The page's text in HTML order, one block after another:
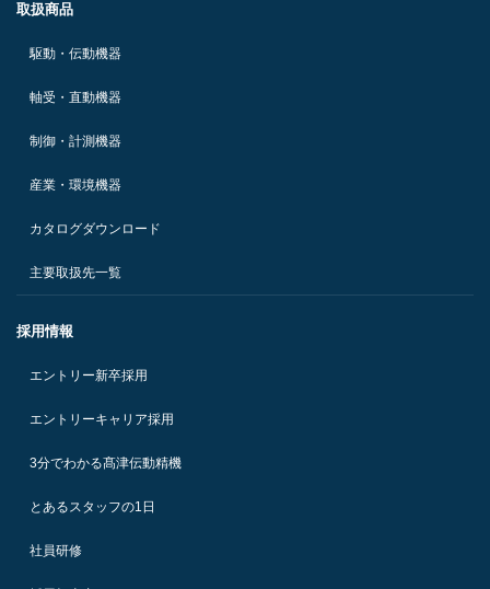
取扱商品
駆動・伝動機器
軸受・直動機器
制御・計測機器
産業・環境機器
カタログダウンロード
主要取扱先一覧
採用情報
エントリー新卒採用
エントリーキャリア採用
3分でわかる髙津伝動精機
とあるスタッフの1日
社員研修